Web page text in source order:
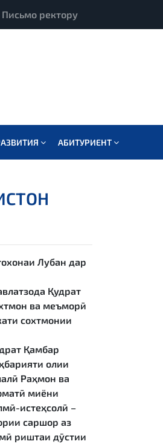
Письмо ректору
АБИТУРИЕНТ
Лубан дар
Қудрат
ва меъморӣ
сохтмонии
Қамбар
олии
Раҳмон ва
миёни
истеҳсолӣ –
саршор аз
риштаи дӯстии